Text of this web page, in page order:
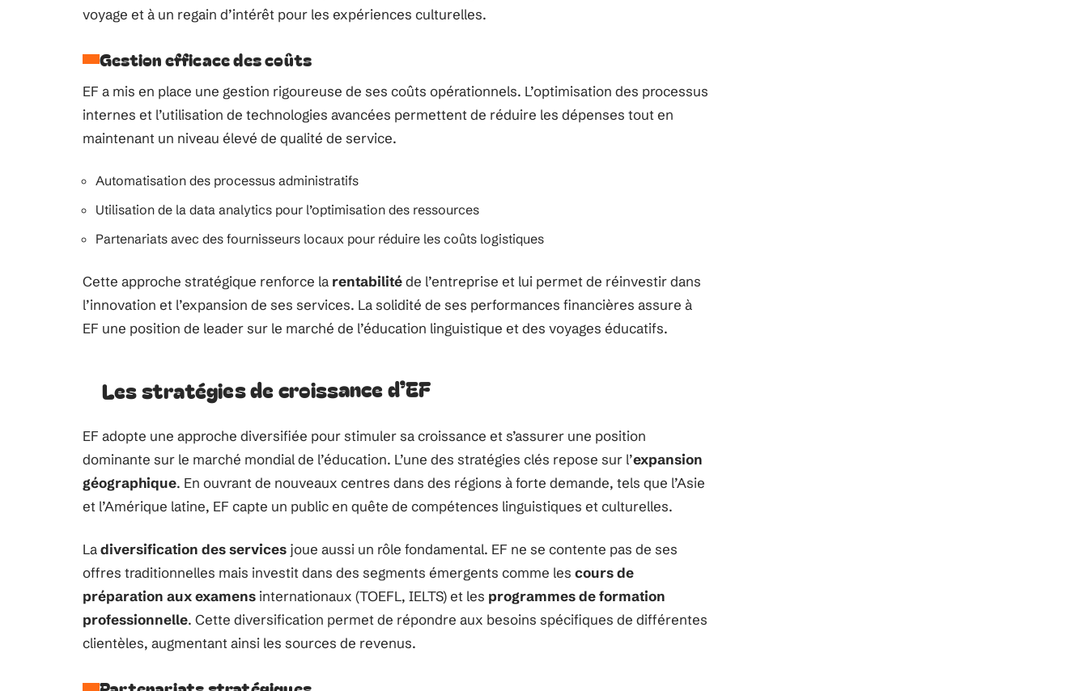
voyage et à un regain d’intérêt pour les expériences culturelles.
Gestion efficace des coûts
EF a mis en place une gestion rigoureuse de ses coûts opérationnels. L’optimisation des processus
internes et l’utilisation de technologies avancées permettent de réduire les dépenses tout en
maintenant un niveau élevé de qualité de service.
Automatisation des processus administratifs
Utilisation de la data analytics pour l’optimisation des ressources
Partenariats avec des fournisseurs locaux pour réduire les coûts logistiques
Cette approche stratégique renforce la rentabilitéde l’entreprise et lui permet de réinvestir dans
l’innovation et l’expansion de ses services. La solidité de ses performances financières assure à
EF une position de leader sur le marché de l’éducation linguistique et des voyages éducatifs.
Les stratégies de croissance d’EF
EF adopte une approche diversifiée pour stimuler sa croissance et s’assurer une position
dominante sur le marché mondial de l’éducation. L’une des stratégies clés repose sur l’expansion
géographique. En ouvrant de nouveaux centres dans des régions à forte demande, tels que l’Asie
et l’Amérique latine, EF capte un public en quête de compétences linguistiques et culturelles.
Ladiversification des services joue aussi un rôle fondamental. EF ne se contente pas de ses
offres traditionnelles mais investit dans des segments émergents comme les cours de
préparation aux examens internationaux (TOEFL, IELTS) et les programmes de formation
professionnelle. Cette diversification permet de répondre aux besoins spécifiques de différentes
clientèles, augmentant ainsi les sources de revenus.